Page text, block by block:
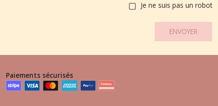
Je ne suis pas un robot
ENVOYER
Paiements sécurisés